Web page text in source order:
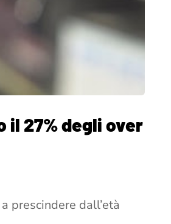
il 27% degli over
prescindere dall’età